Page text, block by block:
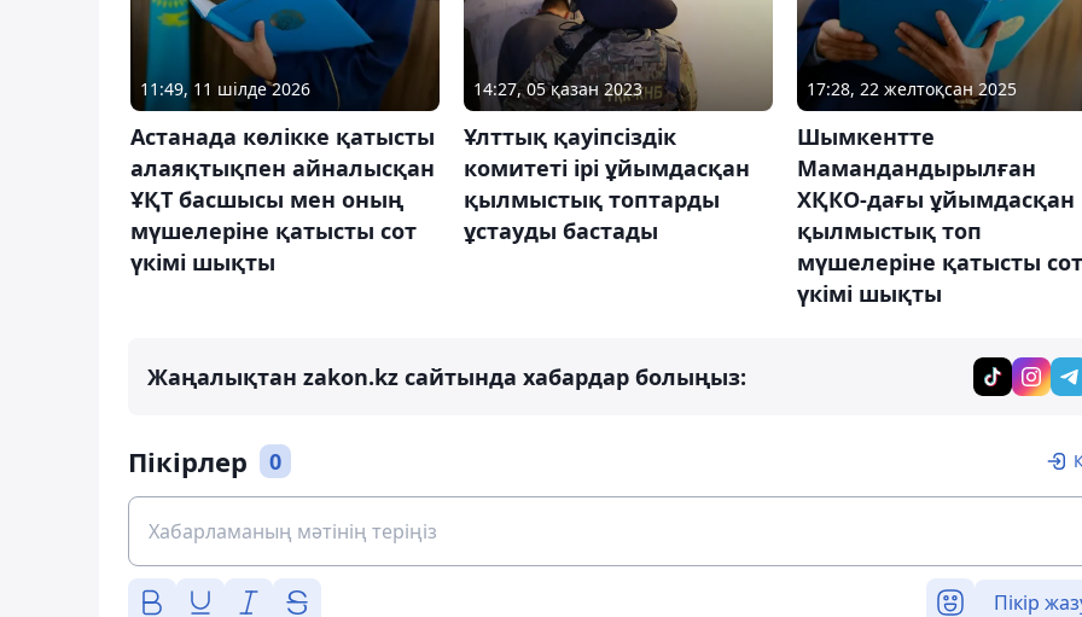
11:49, 11 шілде 2026
Астанада көлікке қатысты
алаяқтықпен айналысқан
ҰҚТ басшысы мен оның
мүшелеріне қатысты сот
үкімі шықты
14:27, 05 қазан 2023
Ұлттық қауіпсіздік
комитеті ірі ұйымдасқан
қылмыстық топтарды
ұстауды бастады
17:28, 22 желтоқсан 2025
Шымкентте
Мамандандырылған
ХҚКО-дағы ұйымдасқан
қылмыстық топ
мүшелеріне қатысты сот
үкімі шықты
Жаңалықтан zakon.kz сайтында хабардар болыңыз:
Пікірлер 0
Пікір